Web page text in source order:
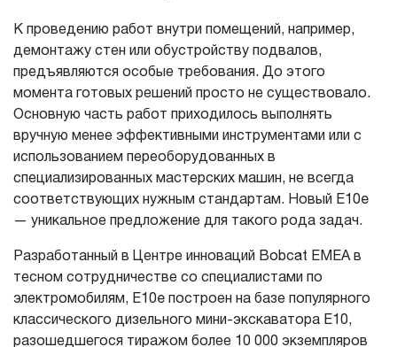
К проведению работ внутри помещений, например,
демонтажу стен или обустройству подвалов,
предъявляются особые требования. До этого
момента готовых решений просто не существовало.
Основную часть работ приходилось выполнять
вручную менее эффективными инструментами или с
использованием переоборудованных в
специализированных мастерских машин, не всегда
соответствующих нужным стандартам. Новый E10e
— уникальное предложение для такого рода задач.
Разработанный в Центре инноваций Bobcat EMEA в
тесном сотрудничестве со специалистами по
электромобилям, E10e построен на базе популярного
классического дизельного мини-экскаватора E10,
разошедшегося тиражом более 10 000 экземпляров